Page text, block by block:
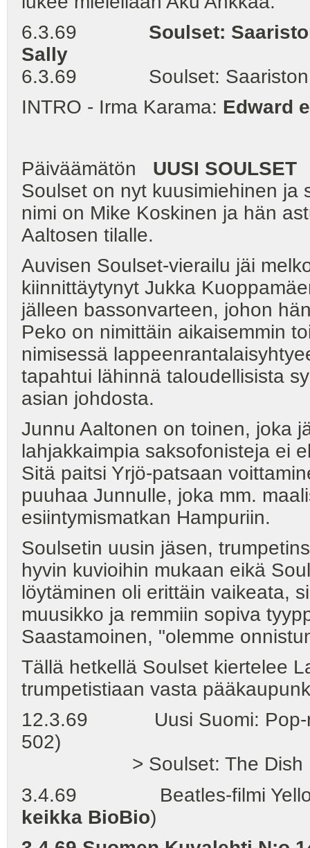
6.3.69
Soulset: Saariston
Sally
6.3.69 Soulset: Saariston
INTRO - Irma Karama: Edward
Päiväämätön
UUSI SOULSET
Soulset on nyt kuusimiehinen ja
nimi on Mike Koskinen ja hän
Aaltosen tilalle.
Auvisen Soulset-vierailu jäi
kiinnittäytynyt Jukka
jälleen bassonvarteen, johon
Peko on nimittäin aikaisemmin
nimisessä
tapahtui lähinnä taloudellisista
asian johdosta.
Junnu Aaltonen on toinen, joka
lahjakkaimpia saksofonisteja ei
Sitä paitsi Yrjö-patsaan
puuhaa Junnulle, joka mm.
esiintymismatkan Hampuriin.
Soulsetin uusin jäsen,
hyvin kuvioihin mukaan eikä
löytäminen oli erittäin vaikeata,
muusikko ja remmiin sopiva
Saastamoinen, "olemme
Tällä hetkellä Soulset kiertelee
trumpetistiaan vasta
12.3.69 Uusi Suomi: Pop-
502)
> Soulset: The Dish
3.4.69 Beatles-filmi Yellow
keikka BioBio)